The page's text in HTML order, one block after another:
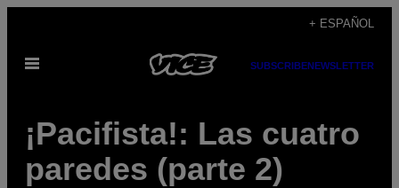
contenido
+ ESPAÑOL
Abrir
SUBSCRIBENEWSLETTER
¡Pacifista!: Las cuatro
paredes (parte 2)